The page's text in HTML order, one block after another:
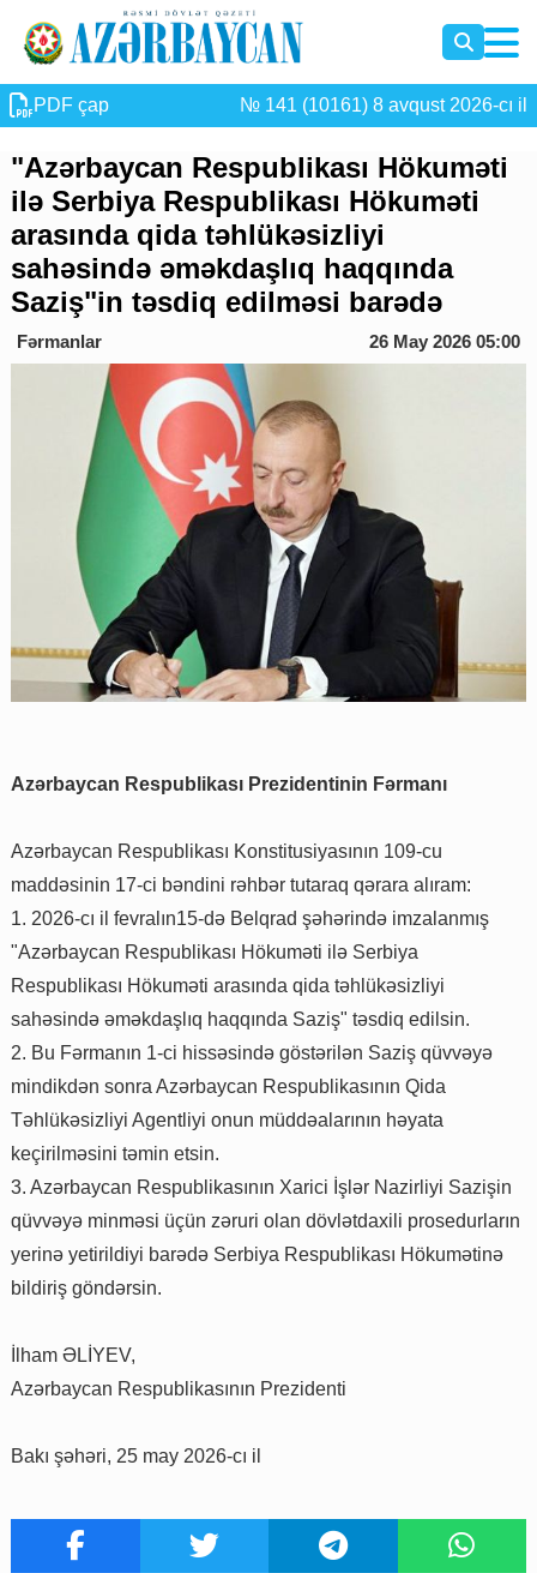
PDF çap № 141 (10161) 8 avqust 2026-cı il
"Azərbaycan Respublikası Hökuməti
ilə Serbiya Respublikası Hökuməti
arasında qida təhlükəsizliyi
sahəsində əməkdaşlıq haqqında
Saziş"in təsdiq edilməsi barədə
Fərmanlar 26 May 2026 05:00
Azərbaycan Respublikası Prezidentinin Fərmanı
Azərbaycan Respublikası Konstitusiyasının 109-cu
maddəsinin 17-ci bəndini rəhbər tutaraq qərara alıram:
1. 2026-cı il fevralın15-də Belqrad şəhərində imzalanmış
"Azərbaycan Respublikası Hökuməti ilə Serbiya
Respublikası Hökuməti arasında qida təhlükəsizliyi
sahəsində əməkdaşlıq haqqında Saziş" təsdiq edilsin.
2. Bu Fərmanın 1-ci hissəsində göstərilən Saziş qüvvəyə
mindikdən sonra Azərbaycan Respublikasının Qida
Təhlükəsizliyi Agentliyi onun müddəalarının həyata
keçirilməsini təmin etsin.
3. Azərbaycan Respublikasının Xarici İşlər Nazirliyi Sazişin
qüvvəyə minməsi üçün zəruri olan dövlətdaxili prosedurların
yerinə yetirildiyi barədə Serbiya Respublikası Hökumətinə
bildiriş göndərsin.
İlham ƏLİYEV,
Azərbaycan Respublikasının Prezidenti
Bakı şəhəri, 25 may 2026-cı il